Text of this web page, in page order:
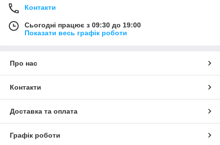
Контакти
Сьогодні працює з 09:30 до 19:00
Показати весь графік роботи
Про нас
Контакти
Доставка та оплата
Графік роботи